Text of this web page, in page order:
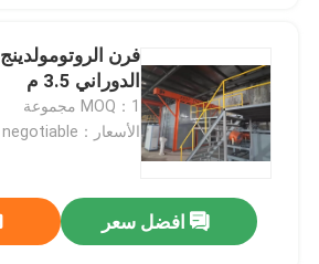
مسكن
فرن
الدوراني 3.5 م
MOQ：1 مجموعة
الأسعار：negotiable
افضل سعر